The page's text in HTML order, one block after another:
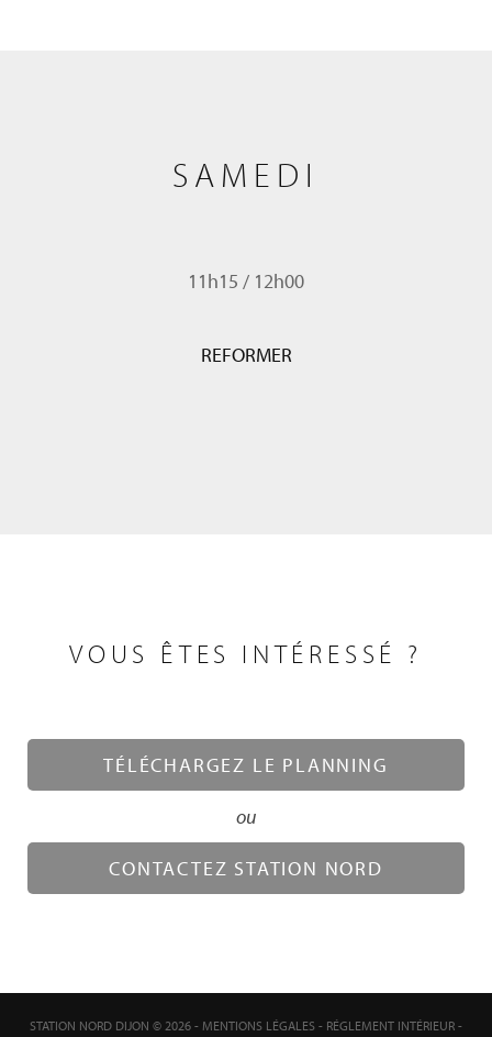
SAMEDI
11h15 / 12h00
REFORMER
VOUS ÊTES INTÉRESSÉ ?
TÉLÉCHARGEZ LE PLANNING
ou
CONTACTEZ STATION NORD
STATION NORD DIJON © 2026 - MENTIONS LÉGALES - RÉGLEMENT INTÉRIEUR -